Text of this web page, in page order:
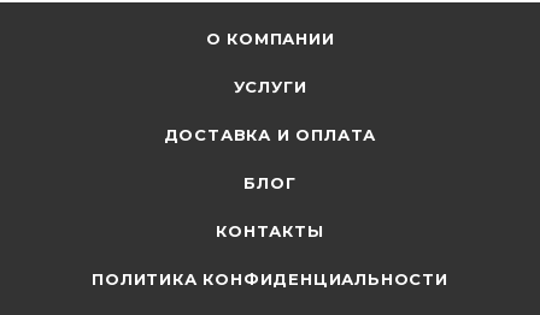
О КОМПАНИИ
УСЛУГИ
ДОСТАВКА И ОПЛАТА
БЛОГ
КОНТАКТЫ
ПОЛИТИКА КОНФИДЕНЦИАЛЬНОСТИ